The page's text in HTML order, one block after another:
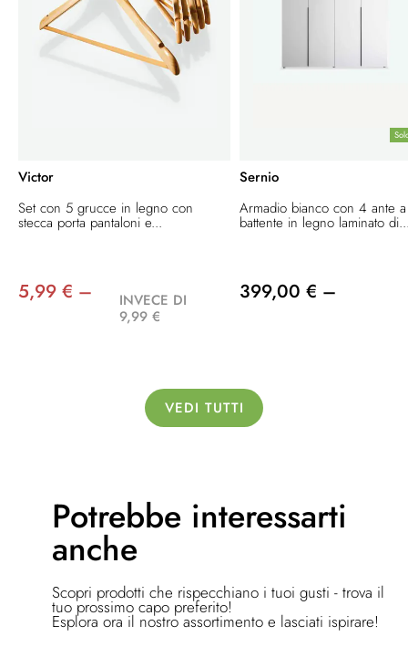
Victor
Set con 5 grucce in legno con
stecca porta pantaloni e...
5,99 € –
INVECE DI
9,99 €
Sernio
Armadio bianco con 4 ante a
battente in legno laminato
399,00 € –
VEDI TUTTI
Potrebbe interessarti
anche
Scopri prodotti che rispecchiano i tuoi gusti - trova il
tuo prossimo capo preferito!
Esplora ora il nostro assortimento e lasciati ispirare!